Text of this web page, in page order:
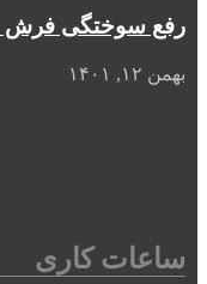
رفع سوختگی فرش
بهمن ۱۲, ۱۴۰۱
ساعات کاری